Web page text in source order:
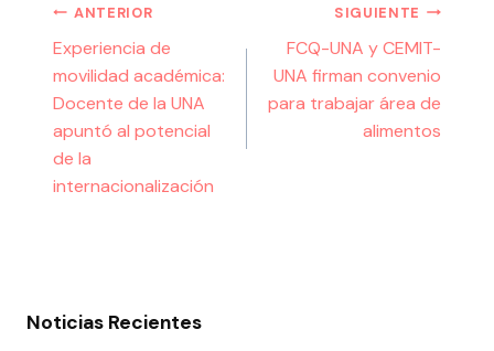
ANTERIOR
Experiencia de
movilidad académica:
Docente de la UNA
apuntó al potencial
de la
internacionalización
SIGUIENTE
FCQ-UNA y CEMIT-
UNA firman convenio
para trabajar área de
alimentos
Noticias Recientes